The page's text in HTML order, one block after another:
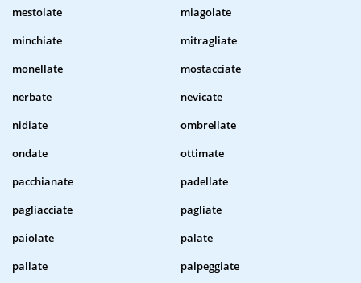
mestolate
miagolate
minchiate
mitragliate
monellate
mostacciate
nerbate
nevicate
nidiate
ombrellate
ondate
ottimate
pacchianate
padellate
pagliacciate
pagliate
paiolate
palate
pallate
palpeggiate